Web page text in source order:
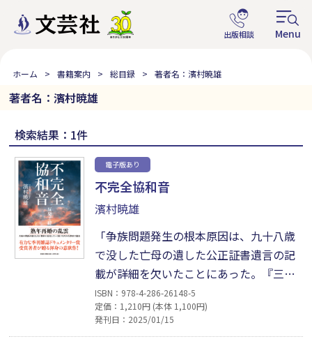
ホーム 書籍案内 総目録 著者名：濱村暁雄
著者名：濱村暁雄
検索結果：1件
電子版あり
不完全協和音
濱村暁雄
「争族問題発生の根本原因は、九十八歳
で没した亡母の遺した公正証書遺言の記
載が詳細を欠いたことにあった。『三人
が平等に分けよ』という趣旨の大まかな
表現があっただけなのだ。このため個々
の財産の扱いをめぐり三姉妹の間に諍い
ISBN：978-4-286-26148-5
定価：1,210円 (本体 1,100円)
発刊日：2025/01/15